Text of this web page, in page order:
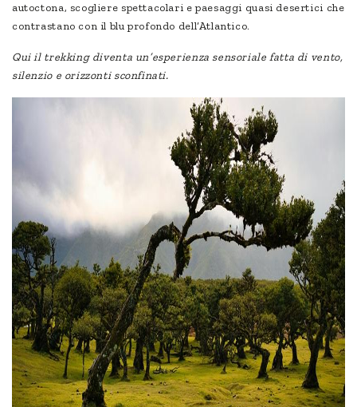
autoctona, scogliere spettacolari e paesaggi quasi desertici che
contrastano con il blu profondo dell’Atlantico.
Qui il trekking diventa un’esperienza sensoriale fatta di vento,
silenzio e orizzonti sconfinati.